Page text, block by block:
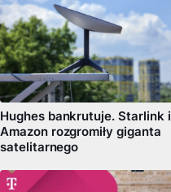
Hughes bankrutuje. Starlink i
Amazon rozgromiły giganta
satelitarnego